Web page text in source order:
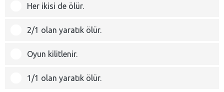
Her ikisi de ölür.
2/1 olan yaratık ölür.
Oyun kilitlenir.
1/1 olan yaratık ölür.